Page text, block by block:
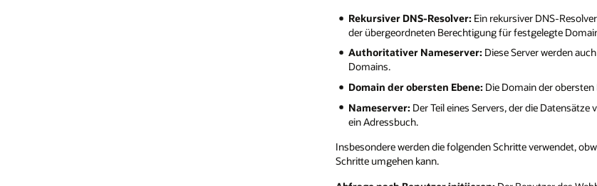
Rekursiver DNS-Resolver: Ein rekursiver DNS-
der übergeordneten Berechtigung für festgelegte
Authoritativer Nameserver: Diese Server werden
Domains.
Domain der obersten Ebene: Die Domain der
Nameserver: Der Teil eines Servers, der die
ein Adressbuch.
Insbesondere werden die folgenden Schritte verwendet,
Schritte umgehen kann.